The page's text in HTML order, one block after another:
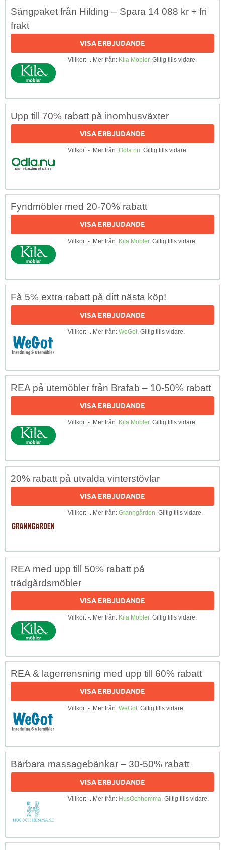
Sängpaket från Hilding – Spara 14 088 kr + fri
frakt
VISA ERBJUDANDE
Villkor: -. Mer från: Kila Möbler. Giltig tills vidare.
Upp till 70% rabatt på inomhusväxter
VISA ERBJUDANDE
Villkor: -. Mer från: Odla.nu. Giltig tills vidare.
Fyndmöbler med 20-70% rabatt
VISA ERBJUDANDE
Villkor: -. Mer från: Kila Möbler. Giltig tills vidare.
Få 5% extra rabatt på ditt nästa köp!
VISA ERBJUDANDE
Villkor: -. Mer från: WeGot. Giltig tills vidare.
REA på utemöbler från Brafab – 10-50% rabatt
VISA ERBJUDANDE
Villkor: -. Mer från: Kila Möbler. Giltig tills vidare.
20% rabatt på utvalda vinterstövlar
VISA ERBJUDANDE
Villkor: -. Mer från: Granngården. Giltig tills vidare.
REA med upp till 50% rabatt på
trädgårdsmöbler
VISA ERBJUDANDE
Villkor: -. Mer från: Kila Möbler. Giltig tills vidare.
REA & lagerrensning med upp till 60% rabatt
VISA ERBJUDANDE
Villkor: -. Mer från: WeGot. Giltig tills vidare.
Bärbara massagebänkar – 30-50% rabatt
VISA ERBJUDANDE
Villkor: -. Mer från: HusOchhemma. Giltig tills vidare.